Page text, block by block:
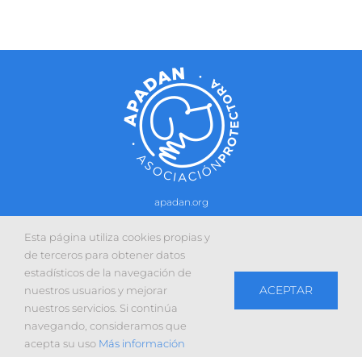
apadan.org
Contacto–Política de cookies-Política de privacidad
Sitio web desarrollado con la colaboración de:
Facebook
Esta página utiliza cookies propias y
de terceros para obtener datos
estadísticos de la navegación de
nuestros usuarios y mejorar
nuestros servicios. Si continúa
navegando, consideramos que
acepta su uso Más información
ACEPTAR